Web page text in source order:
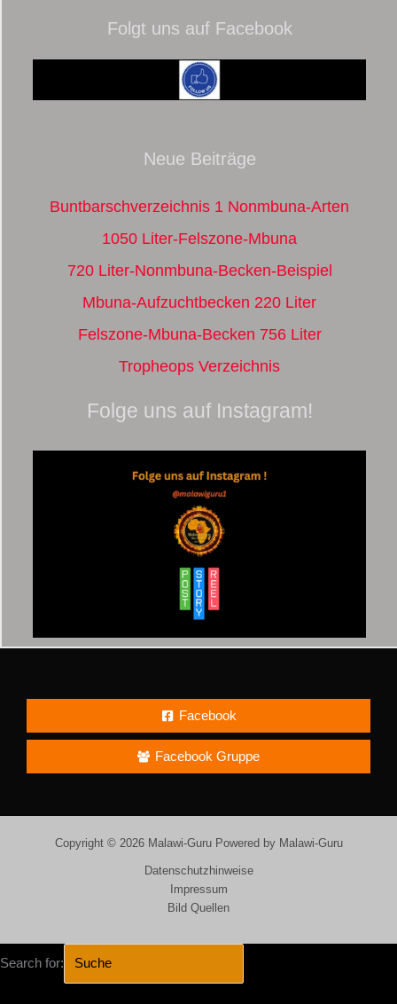
Folgt uns auf Facebook
Neue Beiträge
Buntbarschverzeichnis 1 Nonmbuna-Arten
1050 Liter-Felszone-Mbuna
720 Liter-Nonmbuna-Becken-Beispiel
Mbuna-Aufzuchtbecken 220 Liter
Felszone-Mbuna-Becken 756 Liter
Tropheops Verzeichnis
Folge uns auf Instagram!
Facebook
Facebook Gruppe
Copyright © 2026 Malawi-Guru Powered by Malawi-Guru
Datenschutzhinweise
Impressum
Bild Quellen
Search for: